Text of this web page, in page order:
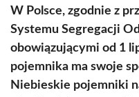
W Polsce, zgodnie z
Systemu Segregacji
obowiązującymi od 1
pojemnika ma swoje
Niebieskie pojemniki